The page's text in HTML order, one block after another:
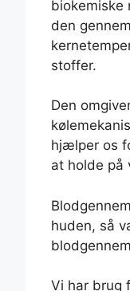
biokemiske
den
stoffer.
Den
hjælper os
at holde på
huden, så
Vi har brug